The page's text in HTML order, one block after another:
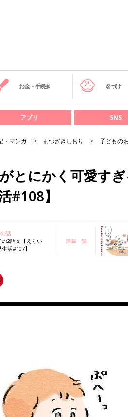
お金・手続き 名づけ
アプリ SNS
・マンガ まつざきしおり 子どもの
とにかく可愛す
#108】
話
2語文【えらい
活#107】
連載一覧